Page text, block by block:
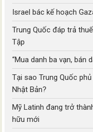
Israel bác kế hoạch
Trung Quốc đáp trả
Tập
“Mua danh ba vạn, bán
Tại sao Trung Quốc
Nhật Bản?
Mỹ Latinh đang trở
hữu mới